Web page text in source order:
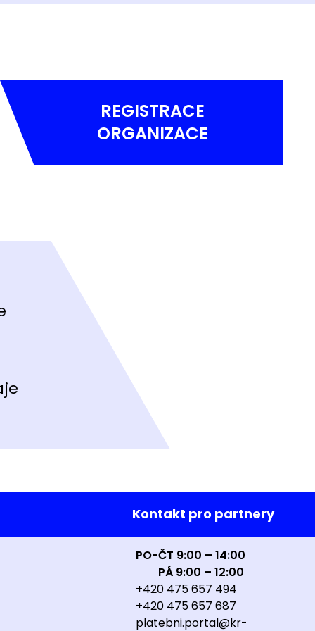
REGISTRACE
ORGANIZACE
Kontakt pro partnery
PO-ČT 9:00 – 14:00
PÁ 9:00 – 12:00
+420 475 657 494
+420 475 657 687
platebni.portal@kr-